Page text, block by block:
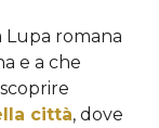
Lupa romana
e a che
città, dove